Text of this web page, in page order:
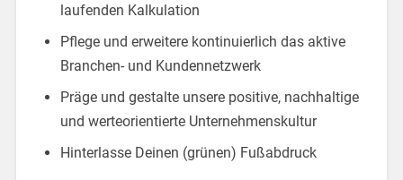
laufenden Kalkulation
Pflege und erweitere kontinuierlich das aktive
Branchen- und Kundennetzwerk
Präge und gestalte unsere positive, nachhaltige
und werteorientierte Unternehmenskultur
Hinterlasse Deinen (grünen) Fußabdruck